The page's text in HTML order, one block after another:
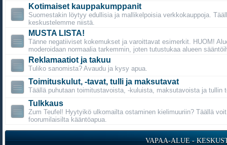
Kotimaiset kauppakumppanit
Suomestakin löytyy edullisia ja mallikelpoisia verkkokauppoja.
keskustelemme niistä.
MUSTA LISTA!
Tänne negatiiviset kokemukset ja varoittavat esimerkit. HUOM!
moderoidaan normaalia tarkemmin, joten tutustukaa alueen
Reklamaatiot ja takuu
Tuliko sanomista? Avaudu ja kysy apua.
Toimituskulut, -tavat, tulli ja maksutavat
Täällä puhutaan toimitustavoista, -kuluista, maksutavoista ja tullin
Tulkkaus
Zum Teufel! Hyytyikö ulkomailta ostaminen kielimuuriin? Täällä
foorumilaisilta kääntöapua.
VAPAA-ALUE -